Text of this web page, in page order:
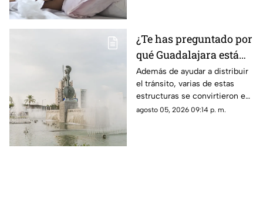
¿Te has preguntado por
qué Guadalajara está
llena de glorietas? Esta
es la razón
Además de ayudar a distribuir
el tránsito, varias de estas
estructuras se convirtieron en
símbolos de la ciudad y puntos
agosto 05, 2026 09:14 p. m.